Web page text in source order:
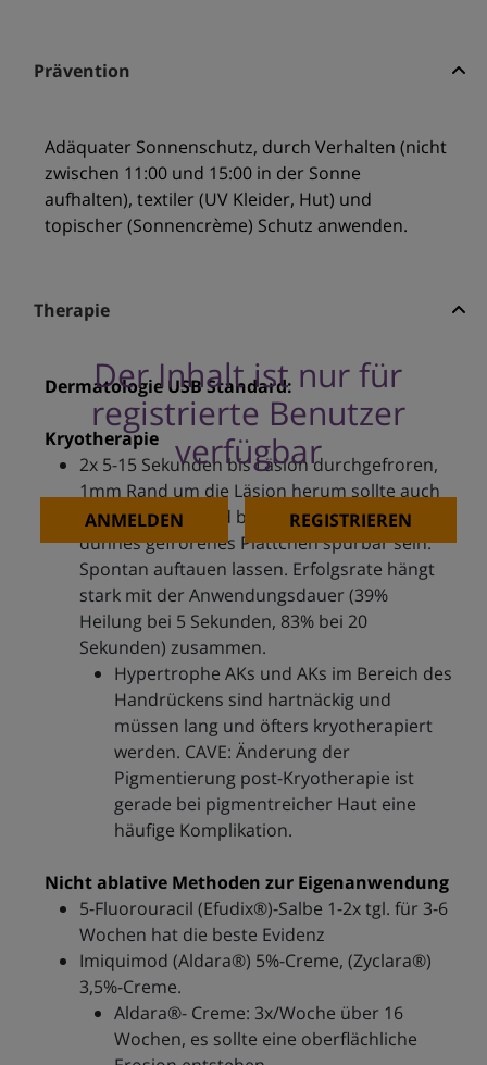
Prävention
Adäquater Sonnenschutz, durch Verhalten (nicht
zwischen 11:00 und 15:00 in der Sonne
aufhalten), textiler (UV Kleider, Hut) und
topischer (Sonnencrème) Schutz anwenden.
Therapie
Der Inhalt ist nur für
registrierte Benutzer
verfügbar
ANMELDEN REGISTRIEREN
Dermatologie USB Standard:
Kryotherapie
2x 5-15 Sekunden bis Läsion durchgefroren,
1mm Rand um die Läsion herum sollte auch
weiss werden, und bei Palpation sollte ein
dünnes gefrorenes Plättchen spürbar sein.
Spontan auftauen lassen. Erfolgsrate hängt
stark mit der Anwendungsdauer (39%
Heilung bei 5 Sekunden, 83% bei 20
Sekunden) zusammen.
Hypertrophe AKs und AKs im Bereich des
Handrückens sind hartnäckig und
müssen lang und öfters kryotherapiert
werden. CAVE: Änderung der
Pigmentierung post-Kryotherapie ist
gerade bei pigmentreicher Haut eine
häufige Komplikation.
Nicht ablative Methoden zur Eigenanwendung
5-Fluorouracil (Efudix®)-Salbe 1-2x tgl. für 3-6
Wochen hat die beste Evidenz
Imiquimod (Aldara®) 5%-Creme, (Zyclara®)
3,5%-Creme.
Aldara®- Creme: 3x/Woche über 16
Wochen, es sollte eine oberflächliche